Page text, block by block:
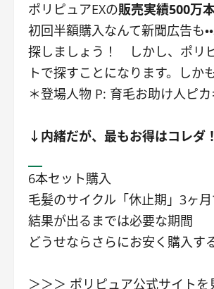
ポリピュアEXの販売実績500万
初回半額購入なんて新聞広告も
探しましょう！ しかし、ポリ
トで探すことになります。しか
＊登場人物 P: 育毛お助け人ピ
↓内緒だが、最もお得はコレダ
6本セット購入
毛髪のサイクル「休止期」3ヶ
結果が出るまでは必要な期間
どうせならさらにお安く購入す
＞＞＞ ポリピュア公式サイトを